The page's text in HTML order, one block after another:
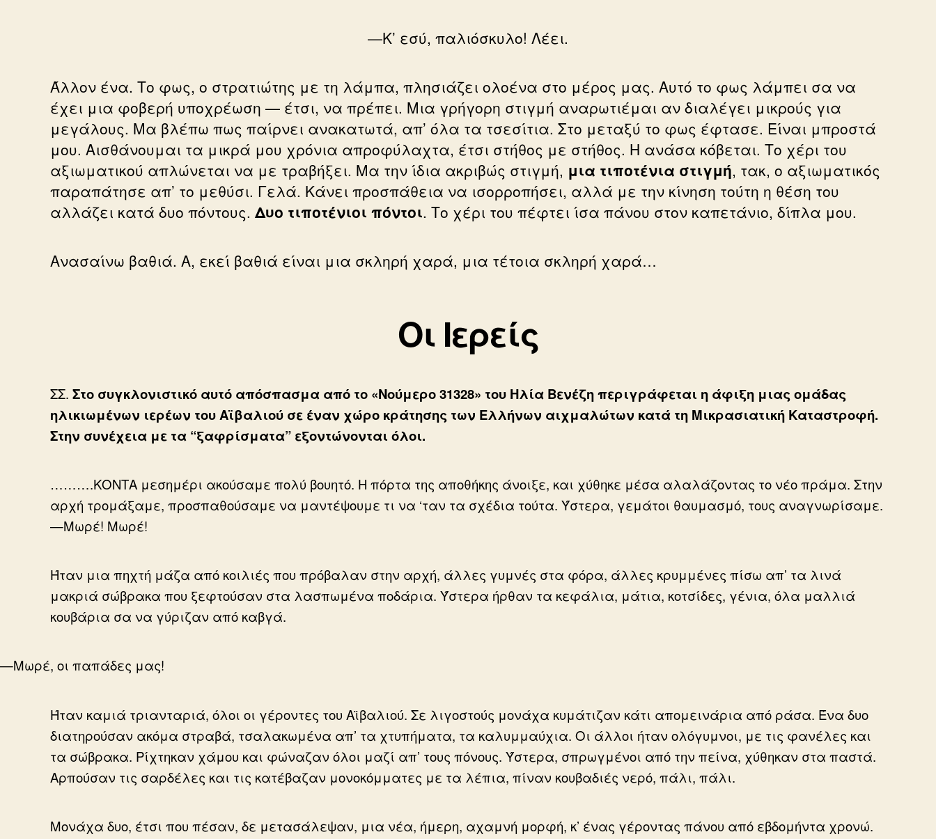
—Κ’ εσύ, παλιόσκυλο! Λέει.
Άλλον ένα. Το φως, ο στρατιώτης με τη λάμπα, πλησιάζει ολοένα στο μέρος μας. Αυτό το φως λάμπει σα να
έχει μια φοβερή υποχρέωση — έτσι, να πρέπει. Μια γρήγορη στιγμή αναρωτιέμαι αν διαλέγει μικρούς για
μεγάλους. Μα βλέπω πως παίρνει ανακατωτά, απ’ όλα τα τσεσίτια. Στο μεταξύ το φως έφτασε. Είναι μπροστά
μου. Αισθάνουμαι τα μικρά μου χρόνια απροφύλαχτα, έτσι στήθος με στήθος. Η ανάσα κόβεται. Το χέρι του
αξιωματικού απλώνεται να με τραβήξει. Μα την ίδια ακριβώς στιγμή, μια τιποτένια στιγμή, τακ, ο αξιωματικός
παραπάτησε απ’ το μεθύσι. Γελά. Κάνει προσπάθεια να ισορροπήσει, αλλά με την κίνηση τούτη η θέση του
αλλάζει κατά δυο πόντους. Δυο τιποτένιοι πόντοι. Το χέρι του πέφτει ίσα πάνου στον καπετάνιο, δίπλα μου.
Ανασαίνω βαθιά. Α, εκεί βαθιά είναι μια σκληρή χαρά, μια τέτοια σκληρή χαρά…
Οι Ιερείς
ΣΣ. Στο συγκλονιστικό αυτό απόσπασμα από το «Νούμερο 31328» του Ηλία Βενέζη περιγράφεται η άφιξη μιας ομάδας
ηλικιωμένων ιερέων του Αϊβαλιού σε έναν χώρο κράτησης των Ελλήνων αιχμαλώτων κατά τη Μικρασιατική Καταστροφή.
Στην συνέχεια με τα “ξαφρίσματα” εξοντώνονται όλοι.
……….ΚΟΝΤΑ μεσημέρι ακούσαμε πολύ βουητό. Η πόρτα της αποθήκης άνοιξε, και χύθηκε μέσα αλαλάζοντας το νέο πράμα. Στην
αρχή τρομάξαμε, προσπαθούσαμε να μαντέψουμε τι να ‘ταν τα σχέδια τούτα. Ύστερα, γεμάτοι θαυμασμό, τους αναγνωρίσαμε.
—Μωρέ! Μωρέ!
Ήταν μια πηχτή μάζα από κοιλιές που πρόβαλαν στην αρχή, άλλες γυμνές στα φόρα, άλλες κρυμμένες πίσω απ’ τα λινά
μακριά σώβρακα που ξεφτούσαν στα λασπωμένα ποδάρια. Ύστερα ήρθαν τα κεφάλια, μάτια, κοτσίδες, γένια, όλα μαλλιά
κουβάρια σα να γύριζαν από καβγά.
—Μωρέ, οι παπάδες μας!
Ήταν καμιά τριανταριά, όλοι οι γέροντες του Αϊβαλιού. Σε λιγοστούς μονάχα κυμάτιζαν κάτι απομεινάρια από ράσα. Ένα δυο
διατηρούσαν ακόμα στραβά, τσαλακωμένα απ’ τα χτυπήματα, τα καλυμμαύχια. Οι άλλοι ήταν ολόγυμνοι, με τις φανέλες και
τα σώβρακα. Ρίχτηκαν χάμου και φώναζαν όλοι μαζί απ’ τους πόνους. Ύστερα, σπρωγμένοι από την πείνα, χύθηκαν στα παστά.
Αρπούσαν τις σαρδέλες και τις κατέβαζαν μονοκόμματες με τα λέπια, πίναν κουβαδιές νερό, πάλι, πάλι.
Μονάχα δυο, έτσι που πέσαν, δε μετασάλεψαν, μια νέα, ήμερη, αχαμνή μορφή, κ’ ένας γέροντας πάνου από εβδομήντα χρονώ.